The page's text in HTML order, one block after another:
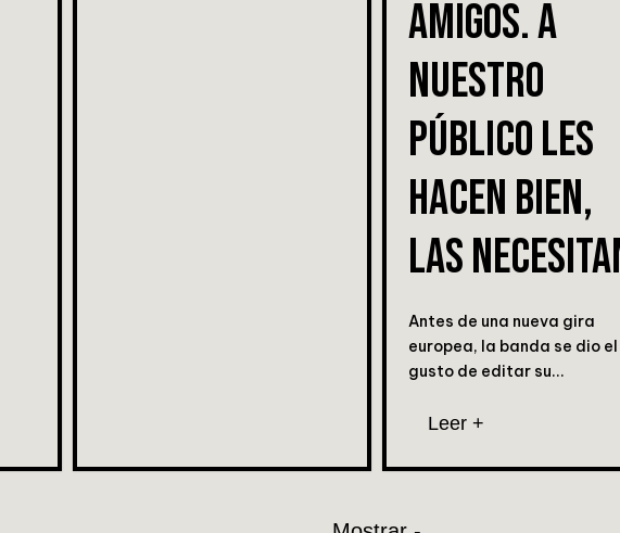
AMIGOS. A
NUESTRO
PÚBLICO LES
HACEN BIEN,
LAS
Antes de una nueva gira
europea, la banda se dio el
gusto de editar su...
Leer +